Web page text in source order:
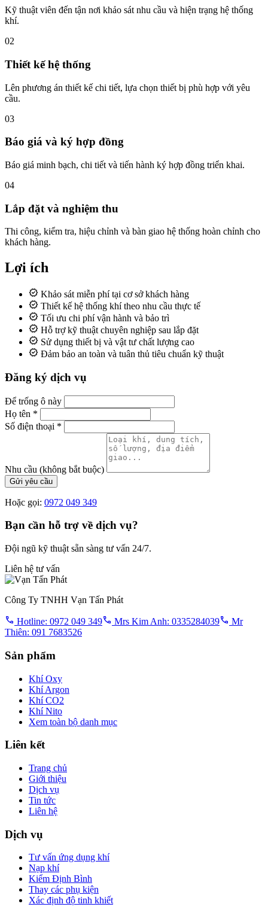
Kỹ thuật viên đến tận nơi khảo sát nhu cầu và hiện trạng hệ thống
khí.
02
Thiết kế hệ thống
Lên phương án thiết kế chi tiết, lựa chọn thiết bị phù hợp với yêu
cầu.
03
Báo giá và ký hợp đồng
Báo giá minh bạch, chi tiết và tiến hành ký hợp đồng triển khai.
04
Lắp đặt và nghiệm thu
Thi công, kiểm tra, hiệu chỉnh và bàn giao hệ thống hoàn chỉnh cho
khách hàng.
Lợi ích
Khảo sát miễn phí tại cơ sở khách hàng
Thiết kế hệ thống khí theo nhu cầu thực tế
Tối ưu chi phí vận hành và bảo trì
Hỗ trợ kỹ thuật chuyên nghiệp sau lắp đặt
Sử dụng thiết bị và vật tư chất lượng cao
Đảm bảo an toàn và tuân thủ tiêu chuẩn kỹ thuật
Đăng ký dịch vụ
Để trống ô này
Họ tên *
Số điện thoại *
Nhu cầu (không bắt buộc)
Gửi yêu cầu
Hoặc gọi: 0972 049 349
Bạn cần hỗ trợ về dịch vụ?
Đội ngũ kỹ thuật sẵn sàng tư vấn 24/7.
Liên hệ tư vấn
Công Ty TNHH Vạn Tấn Phát
Hotline: 0972 049 349 Mrs Kim Anh: 0335284039
Mr
Thiên: 091 7683526
Sản phẩm
Khí Oxy
Khí Argon
Khí CO2
Khí Nito
Xem toàn bộ danh mục
Liên kết
Trang chủ
Giới thiệu
Dịch vụ
Tin tức
Liên hệ
Dịch vụ
Tư vấn ứng dụng khí
Nạp khí
Kiểm Định Bình
Thay các phụ kiện
Xác định độ tinh khiết